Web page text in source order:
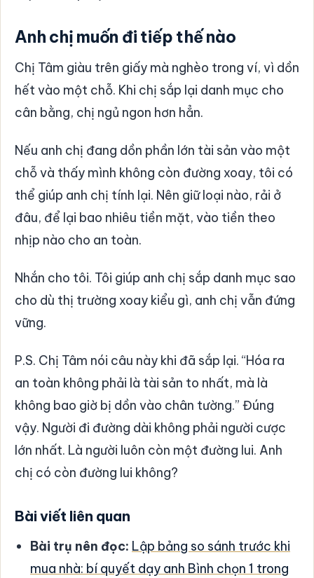
Anh chị muốn đi tiếp thế nào
Chị Tâm giàu trên giấy mà nghèo trong ví, vì dồn
hết vào một chỗ. Khi chị sắp lại danh mục cho
cân bằng, chị ngủ ngon hơn hẳn.
Nếu anh chị đang dồn phần lớn tài sản vào một
chỗ và thấy mình không còn đường xoay, tôi có
thể giúp anh chị tính lại. Nên giữ loại nào, rải ở
đâu, để lại bao nhiêu tiền mặt, vào tiền theo
nhịp nào cho an toàn.
Nhắn cho tôi. Tôi giúp anh chị sắp danh mục sao
cho dù thị trường xoay kiểu gì, anh chị vẫn đứng
vững.
P.S. Chị Tâm nói câu này khi đã sắp lại. “Hóa ra
an toàn không phải là tài sản to nhất, mà là
không bao giờ bị dồn vào chân tường.” Đúng
vậy. Người đi đường dài không phải người cược
lớn nhất. Là người luôn còn một đường lui. Anh
chị có còn đường lui không?
Bài viết liên quan
Bài trụ nên đọc: Lập bảng so sánh trước khi
mua nhà: bí quyết dạy anh Bình chọn 1 trong